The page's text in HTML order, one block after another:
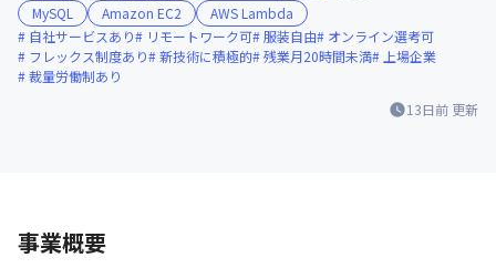
13日前 更新
MySQL Amazon EC2
AWS Lambda
自社サービスあり
リモートワーク可 服装自由
オンライン選考可
フレックス制度あり
新技術に積極的 残業月20時間未満
上場企業
裁量労働制あり
事業概要